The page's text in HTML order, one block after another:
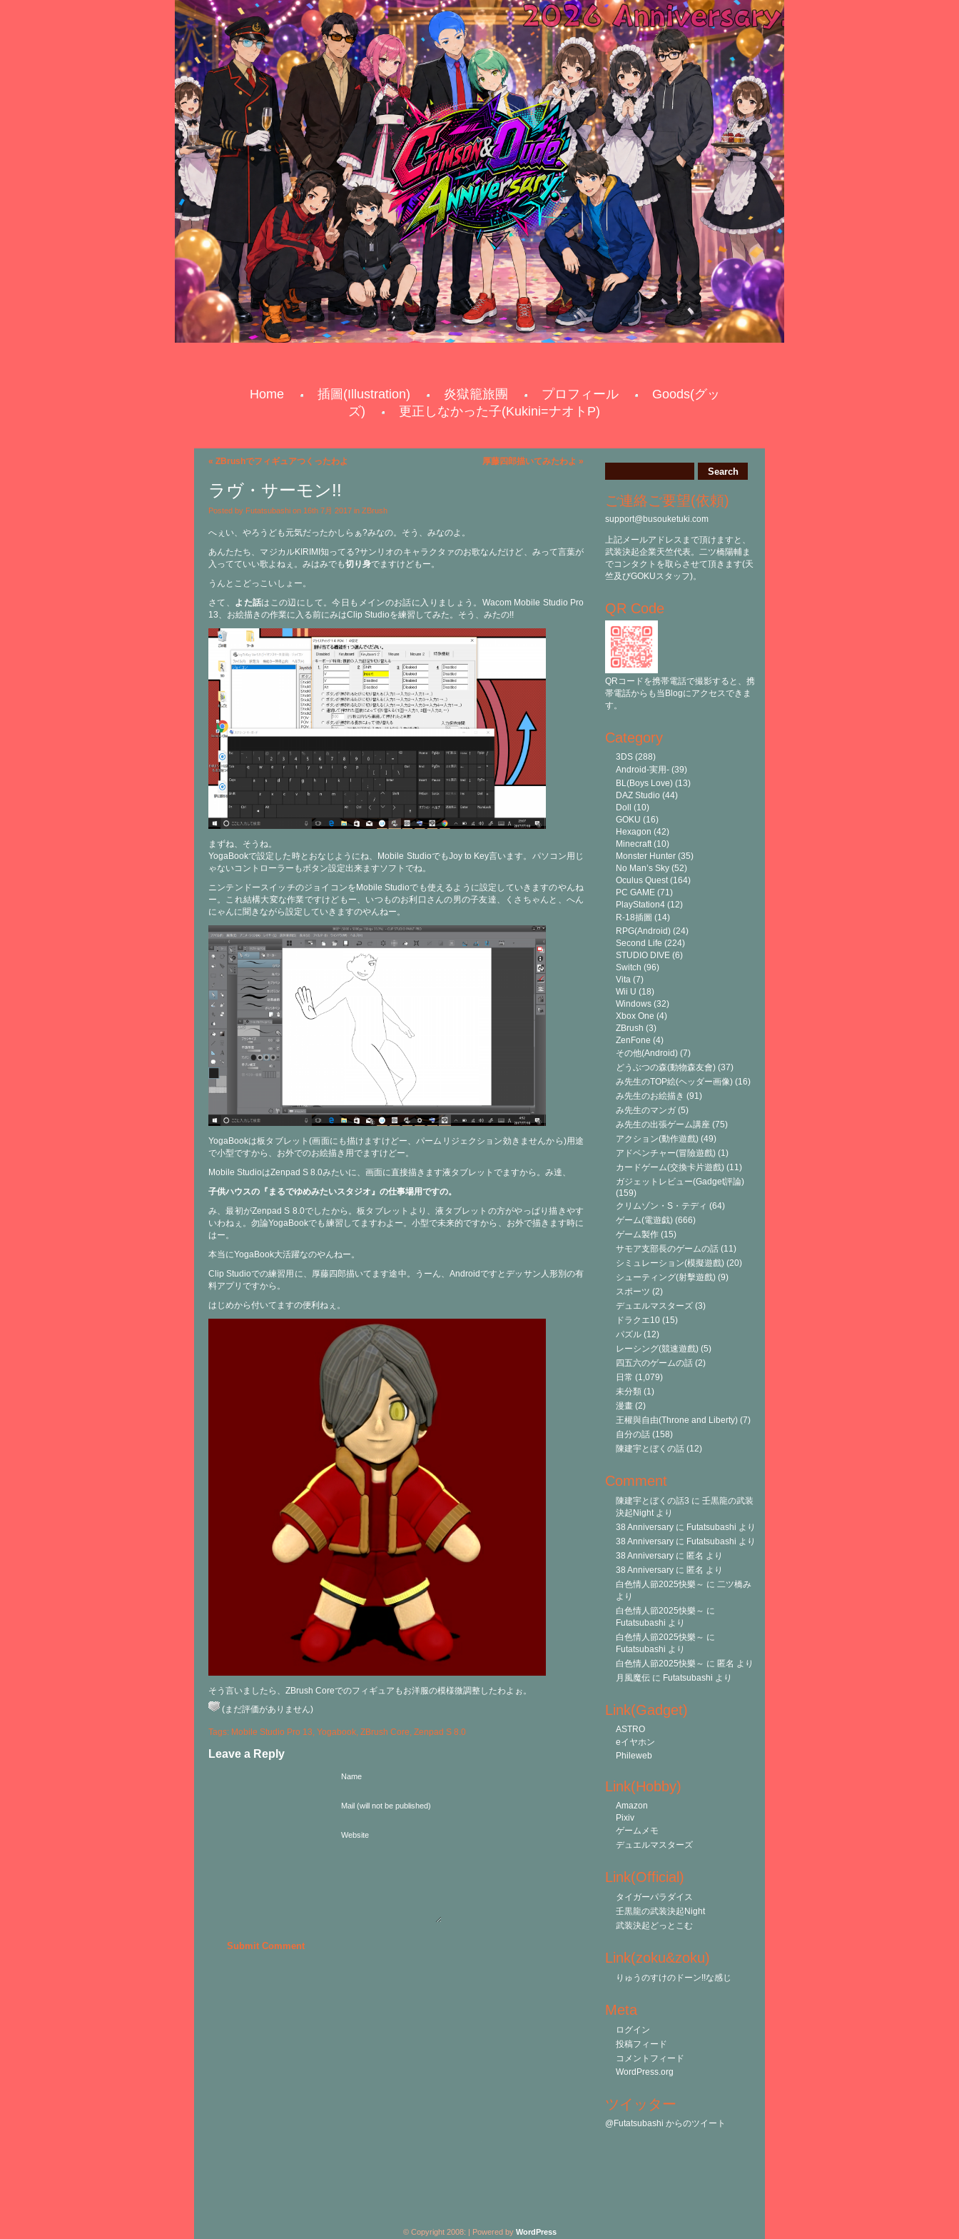
Home 插圖(Illustration) 炎獄籠旅團 プロフィール
Goods(グッ
ズ)
更正しなかった子(Kukini=ナオトP)
« ZBrushでフィギュアつくったわよ 厚藤四郎描いてみたわよ »
ラヴ・サーモン!!
Posted by Futatsubashi on 16th 7月 2017 in ZBrush
へぇい、やろうども元気だったかしらぁ?みなの。そう、みなのよ。
あんたたち、マジカルKIRIMI知ってる?サンリオのキャラクタァのお歌なんだけど、みって言葉が
入ってていい歌よねぇ。みはみでも切り身でますけどもー。
うんとこどっこいしょー。
さて、 よた話はこの辺にして。今日もメインのお話に入りましょう。Wacom Mobile Studio Pro
13、お絵描きの作業に入る前にみはClip Studioを練習してみた。そう、みたの!!
まずね、そうね。
YogaBookで設定した時とおなじようにね、Mobile StudioでもJoy to Key言います。パソコン用じ
ゃないコントローラーもボタン設定出来ますソフトでね。
ニンテンドースイッチのジョイコンをMobile Studioでも使えるように設定していきますのやんね
ー。これ結構大変な作業ですけどもー、いつものお利口さんの男の子友達、くさちゃんと、へん
にゃんに聞きながら設定していきますのやんねー。
YogaBookは板タブレット(画面にも描けますけどー、パームリジェクション効きませんから)用途
で小型ですから、お外でのお絵描き用でますけどー。
Mobile StudioはZenpad S 8.0みたいに、画面に直接描きます液タブレットでますから。み達、
子供ハウスの『まるでゆめみたいスタジオ』の仕事場用ですの。
み、最初がZenpad S 8.0でしたから。板タブレットより、液タブレットの方がやっぱり描きやす
いわねぇ。勿論YogaBookでも練習してますわよー。小型で未来的ですから、お外で描きます時に
はー。
本当にYogaBook大活躍なのやんねー。
Clip Studioでの練習用に、厚藤四郎描いてます途中。うーん、Androidですとデッサン人形別の有
料アプリですから。
はじめから付いてますの便利ねぇ。
そう言いましたら、ZBrush Coreでのフィギュアもお洋服の模様微調整したわよぉ。
(まだ評価がありません)
Tags: Mobile Studio Pro 13, Yogabook, ZBrush Core, Zenpad S 8.0
Leave a Reply
Name
Mail (will not be published)
Website
ご連絡ご要望(依頼)
support@busouketuki.com
上記メールアドレスまで頂けますと、
武装決起企業天竺代表。二ツ橋陽輔ま
でコンタクトを取らさせて頂きます(天
竺及びGOKUスタッフ)。
QR Code
QRコードを携帯電話で撮影すると、携
帯電話からも当Blogにアクセスできま
す。
Category
3DS (288)
Android-実用- (39)
BL(Boys Love) (13)
DAZ Studio (44)
Doll
(10)
GOKU (16)
Hexagon (42)
Minecraft(10)
Monster Hunter (35)
No Man’s Sky (52)
Oculus Quest(164)
PC GAME (71)
PlayStation4 (12)
R-18插圖 (14)
RPG(Android) (24)
Second Life (224)
STUDIO DIVE (6)
Switch (96)
Vita (7)
Wii U (18)
Windows (32)
Xbox One (4)
ZBrush (3)
ZenFone (4)
その他(Android) (7)
どうぶつの森(動物森友會) (37)
み先生のTOP絵(ヘッダー画像) (16)
み先生のお絵描き (91)
み先生のマンガ (5)
み先生の出張ゲーム講座 (75)
アクション(動作遊戲) (49)
アドベンチャー(冒險遊戲) (1)
カードゲーム(交換卡片遊戲) (11)
ガジェットレビュー(Gadget評論)
(159)
クリムゾン・S・テディ (64)
ゲーム(電遊戯) (666)
ゲーム製作 (15)
サモア支部長のゲームの話 (11)
シミュレーション(模擬遊戲) (20)
シューティング(射擊遊戲) (9)
スポーツ (2)
デュエルマスターズ (3)
ドラクエ10 (15)
パズル (12)
レーシング(競速遊戲) (5)
四五六のゲームの話 (2)
日常 (1,079)
未分類 (1)
漫畫 (2)
王權與自由(Throne and Liberty) (7)
自分の話 (158)
陳建宇とぼくの話 (12)
Comment
陳建宇とぼくの話3 に 壬黒龍の武装
決起Nightより
38 Anniversary に Futatsubashi より
38 Anniversary に Futatsubashi より
38 Anniversary に 匿名 より
38 Anniversary に 匿名 より
白色情人節2025快樂～ に 二ツ橋み
より
白色情人節2025快樂～ に
Futatsubashi より
白色情人節2025快樂～ に
Futatsubashi より
白色情人節2025快樂～ に 匿名 より
月風魔伝 に Futatsubashi より
Link(Gadget)
ASTRO
eイヤホン
Phileweb
Link(Hobby)
Amazon
Pixiv
ゲームメモ
デュエルマスターズ
Link(Official)
タイガーパラダイス
壬黒龍の武装決起Night
武装決起どっとこむ
Link(zoku&zoku)
りゅうのすけのドーン!!な感じ
Meta
ログイン
投稿フィード
コメントフィード
WordPress.org
ツイッター
@Futatsubashi からのツイート
© Copyright 2008: | Powered by WordPress